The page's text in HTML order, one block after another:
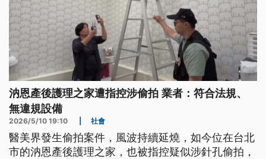
汭恩產後護理之家遭指控涉偷拍 業者：符合法規、
無違規設備
2026/5/10 19:10 社會
醫美界發生偷拍案件，風波持續延燒，如今位在台北
市的汭恩產後護理之家，也被指控疑似涉針孔偷拍，